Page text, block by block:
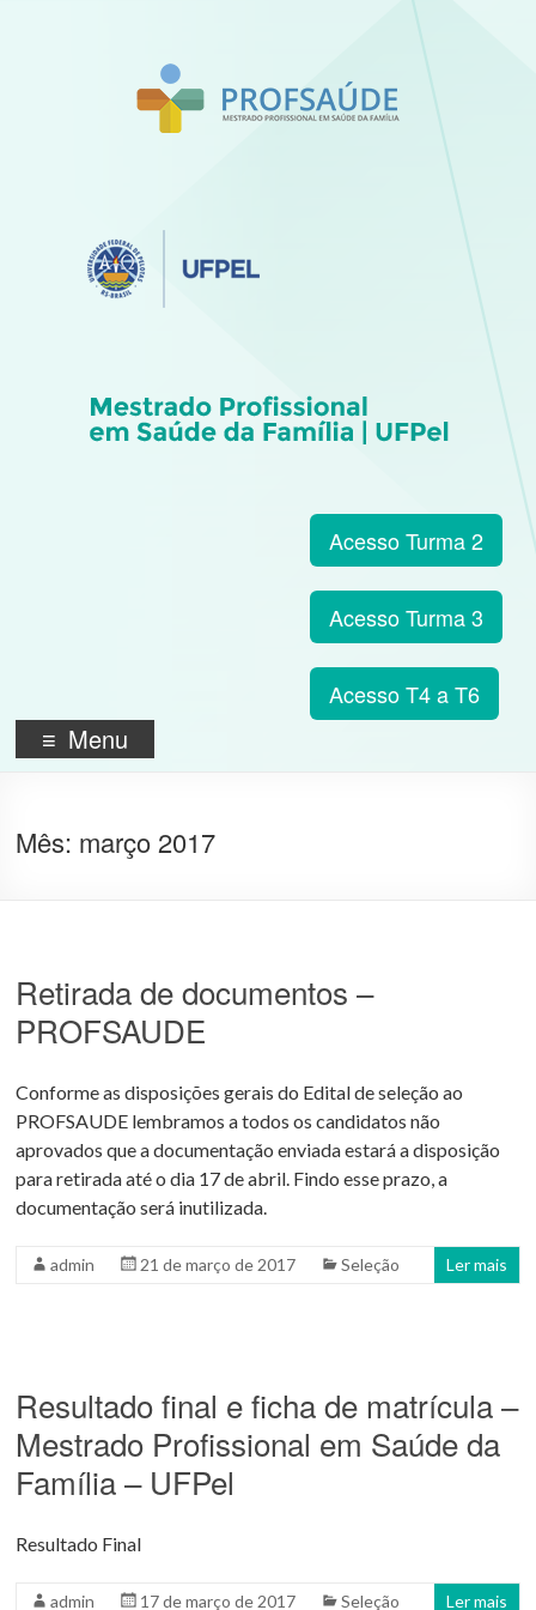
Acesso Turma 2
Acesso Turma 3
Acesso T4 a T6
Menu
Mês: março 2017
Retirada de documentos –
PROFSAUDE
Conforme as disposições gerais do Edital de seleção ao
PROFSAUDE lembramos a todos os candidatos não
aprovados que a documentação enviada estará a disposição
para retirada até o dia 17 de abril. Findo esse prazo, a
documentação será inutilizada.
admin 21 de março de 2017 Seleção Ler mais
Resultado final e ficha de matrícula –
Mestrado Profissional em Saúde da
Família – UFPel
Resultado Final
admin 17 de março de 2017 Seleção Ler mais